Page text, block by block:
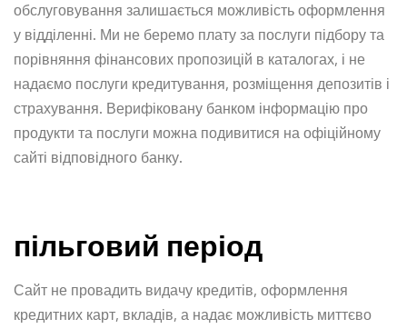
обслуговування залишається можливість оформлення
у відділенні. Ми не беремо плату за послуги підбору та
порівняння фінансових пропозицій в каталогах, і не
надаємо послуги кредитування, розміщення депозитів і
страхування. Верифіковану банком інформацію про
продукти та послуги можна подивитися на офіційному
сайті відповідного банку.
пільговий період
Сайт не провадить видачу кредитів, оформлення
кредитних карт, вкладів, а надає можливість миттєво